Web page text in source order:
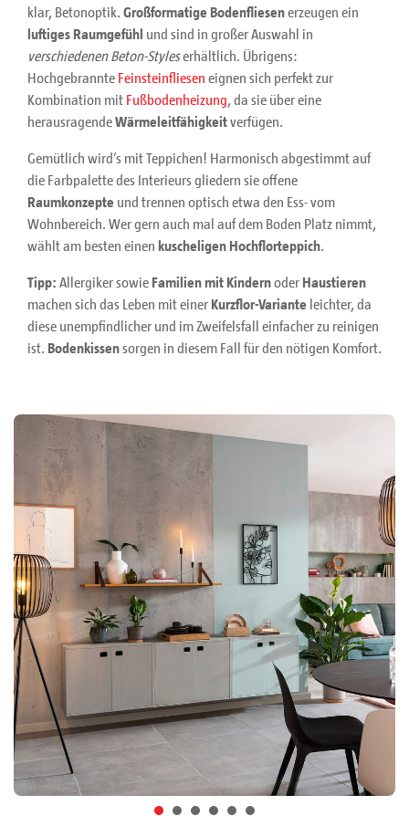
klar, Betonoptik. Großformatige Bodenfliesenerzeugen ein
luftiges Raumgefühl und sind in großer Auswahl in
verschiedenen Beton-Styleserhältlich. Übrigens:
Hochgebrannte Feinsteinfliesen eignen sich perfekt zur
Kombination mit Fußbodenheizung, da sie über eine
herausragendeWärmeleitfähigkeitverfügen.
Gemütlich wird’s mit Teppichen! Harmonisch abgestimmt auf
die Farbpalette des Interieurs gliedern sie offene
Raumkonzepte und trennen optisch etwa den Ess- vom
Wohnbereich. Wer gern auch mal auf dem Boden Platz nimmt,
wählt am besten einen kuscheligen Hochflorteppich.
Tipp: Allergiker sowie Familien mit Kindernoder Haustieren
machen sich das Leben mit einer Kurzflor-Variante leichter, da
diese unempfindlicher und im Zweifelsfall einfacher zu reinigen
ist. Bodenkissensorgen in diesem Fall für den nötigen Komfort.